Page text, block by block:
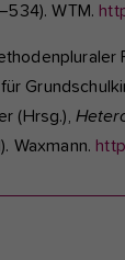
WTM.
(Hrsg.),
Waxmann.